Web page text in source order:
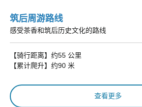
筑后周游路线
感受茶香和筑后历史文化的路线​
【骑行距离】约55 公里
【累计爬升】约90 米
查看更多